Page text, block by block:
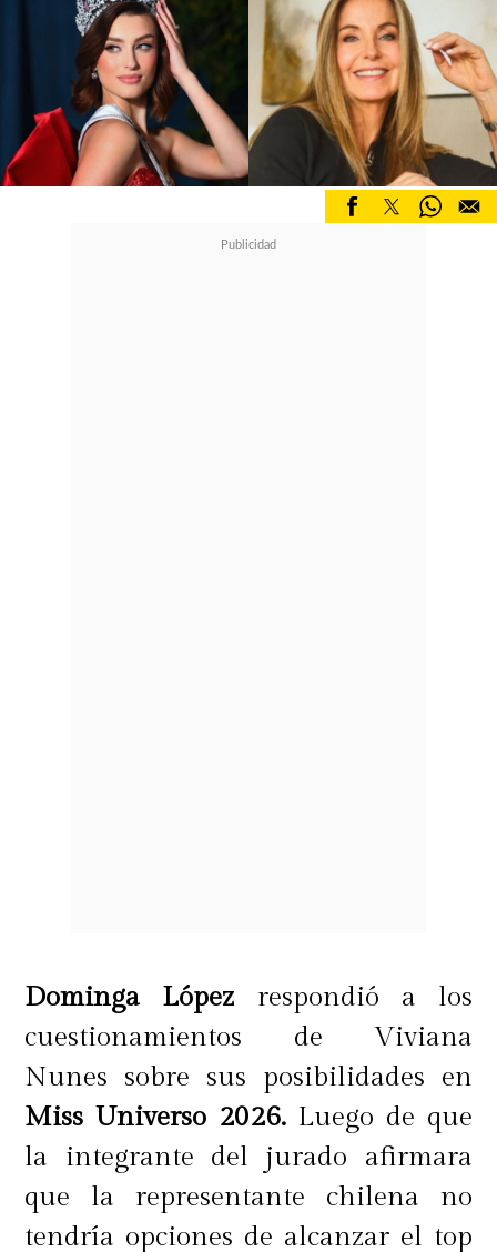
Dominga López respondió a los
cuestionamientos de Viviana
Nunes sobre sus posibilidades en
Miss Universo 2026.Luego de que
la integrante del jurado afirmara
que la representante chilena no
tendría opciones de alcanzar el top